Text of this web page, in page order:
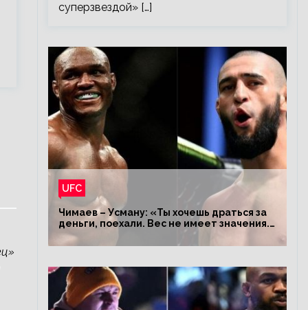
суперзвездой» […]
UFC
Чимаев – Усману: «Ты хочешь драться за
деньги, поехали. Вес не имеет значения.
Я – король»